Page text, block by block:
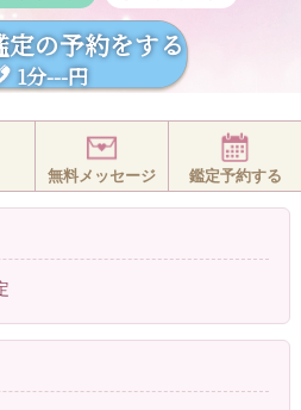
定の予約をする
1分---円
無料メッセージ 鑑定予約する